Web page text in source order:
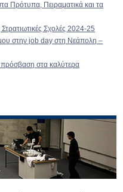
Πρότυπα, Πειραματικά και τα
Σχολές 2024-25
στην job day στη Νεάπολη –
στα καλύτερα